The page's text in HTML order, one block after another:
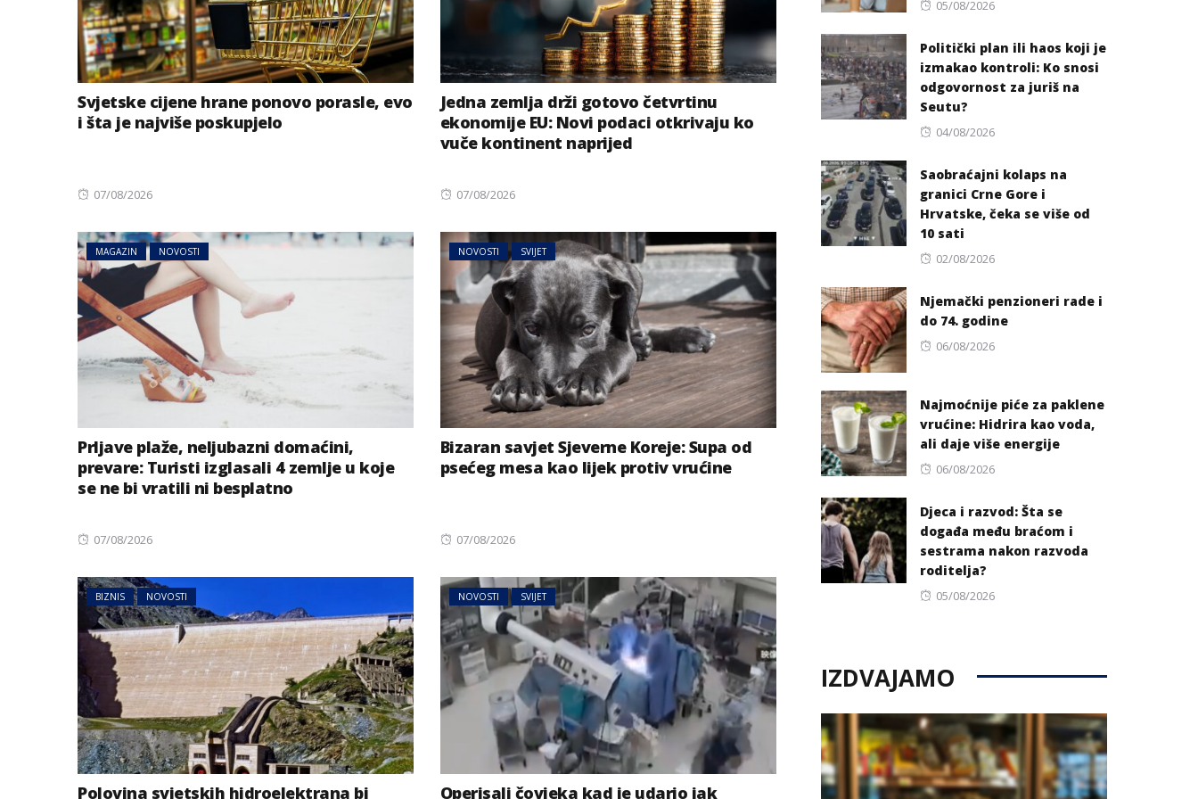
Svjetske cijene hrane ponovo porasle, evo
i šta je najviše poskupjelo
Posted
07/08/2026
Jedna zemlja drži gotovo četvrtinu
ekonomije EU: Novi podaci otkrivaju ko
vuče kontinent naprijed
Posted
07/08/2026
MAGAZIN NOVOSTI
Prljave plaže, neljubazni domaćini,
prevare: Turisti izglasali 4 zemlje u koje
se ne bi vratili ni besplatno
Posted
07/08/2026
NOVOSTI SVIJET
Bizaran savjet Sjeverne Koreje: Supa od
psećeg mesa kao lijek protiv vrućine
Posted
07/08/2026
BIZNIS NOVOSTI
Polovina svjetskih hidroelektrana bi
NOVOSTI SVIJET
Operisali čovjeka kad je udario jak
Posted
05/08/2026
Politički plan ili haos koji je
izmakao kontroli: Ko snosi
odgovornost za juriš na
Seutu?
Posted
04/08/2026
Saobraćajni kolaps na
granici Crne Gore i
Hrvatske, čeka se više od
10 sati
Posted
02/08/2026
Njemački penzioneri rade i
do 74. godine
Posted
06/08/2026
Najmoćnije piće za paklene
vrućine: Hidrira kao voda,
ali daje više energije
Posted
06/08/2026
Djeca i razvod: Šta se
događa među braćom i
sestrama nakon razvoda
roditelja?
Posted
05/08/2026
IZDVAJAMO